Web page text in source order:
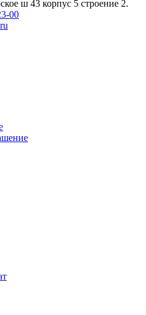
ш 43 корпус 5 строение 2.
00